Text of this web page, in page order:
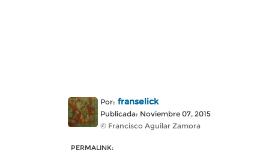
Por: franselick
Publicada: Noviembre 07, 2015
© Francisco Aguilar Zamora
PERMALINK: